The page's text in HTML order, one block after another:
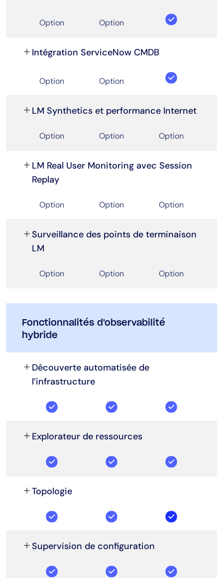
Option Option
Intégration ServiceNow CMDB
Option Option
LM Synthetics et performance Internet
Option Option Option
LM Real User Monitoring avec Session
Replay
Option Option Option
Surveillance des points de terminaison
LM
Option Option Option
Fonctionnalités d'observabilité
hybride
Découverte automatisée de
l’infrastructure
Explorateur de ressources
Topologie
Supervision de configuration